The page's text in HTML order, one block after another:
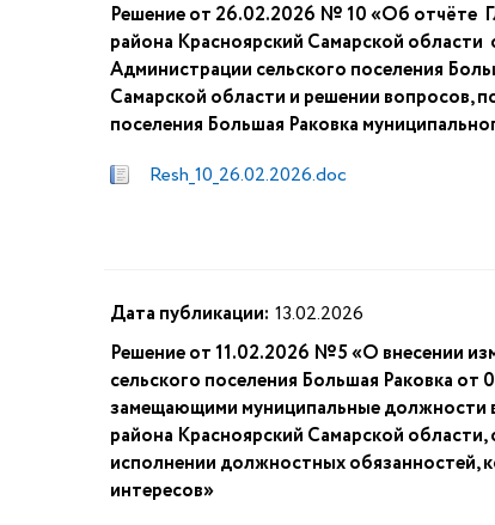
Решение от 26.02.2026 № 10 «Об отчёте
района Красноярский Самарской области
Администрации сельского поселения
Самарской области и решении вопросов,
поселения Большая Раковка
Resh_10_26.02.2026.doc
Дата публикации: 13.02.2026
Решение от 11.02.2026 №5 «О внесении
сельского поселения Большая Раковка
замещающими муниципальные должности
района Красноярский Самарской
исполнении должностных обязанностей,
интересов»